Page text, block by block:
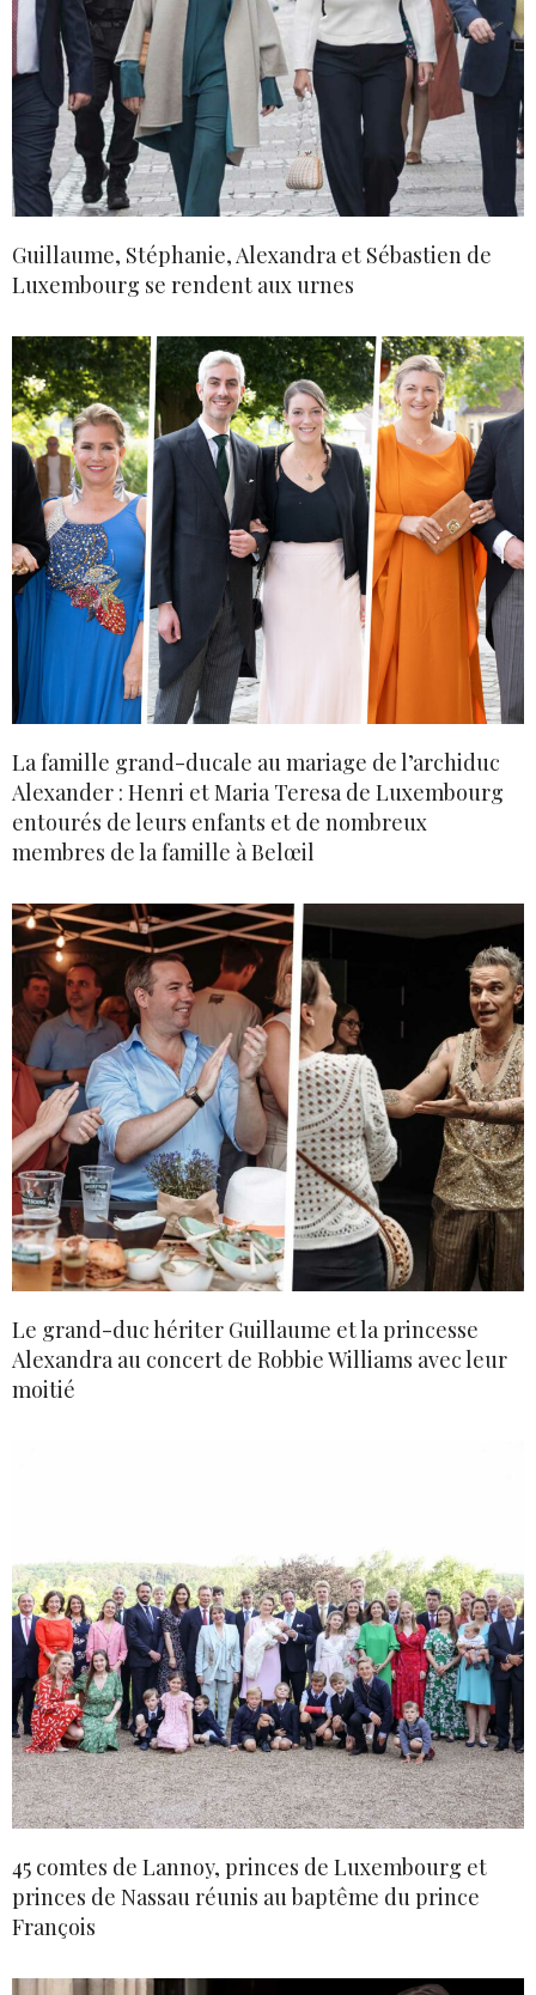
Guillaume, Stéphanie, Alexandra et Sébastien de
Luxembourg se rendent aux urnes
La famille grand-ducale au mariage de l’archiduc
Alexander : Henri et Maria Teresa de Luxembourg
entourés de leurs enfants et de nombreux
membres de la famille à Belœil
Le grand-duc hériter Guillaume et la princesse
Alexandra au concert de Robbie Williams avec leur
moitié
45 comtes de Lannoy, princes de Luxembourg et
princes de Nassau réunis au baptême du prince
François